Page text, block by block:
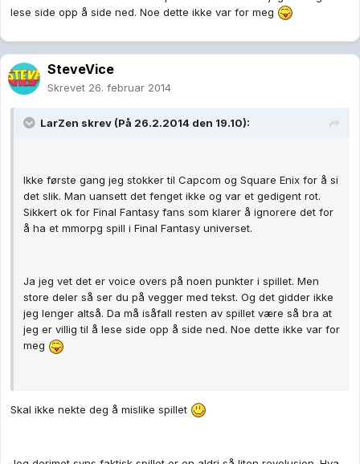
lese side opp å side ned. Noe dette ikke var for meg
SteveVice
Skrevet 26. februar 2014
LarZen skrev (På 26.2.2014 den 19.10):
Ikke første gang jeg stokker til Capcom og Square Enix for å si
det slik. Man uansett det fenget ikke og var et gedigent rot.
Sikkert ok for Final Fantasy fans som klarer å ignorere det for
å ha et mmorpg spill i Final Fantasy universet.
Ja jeg vet det er voice overs på noen punkter i spillet. Men
store deler så ser du på vegger med tekst. Og det gidder ikke
jeg lenger altså. Da må isåfall resten av spillet være så bra at
jeg er villig til å lese side opp å side ned. Noe dette ikke var for
meg
Skal ikke nekte deg å mislike spillet